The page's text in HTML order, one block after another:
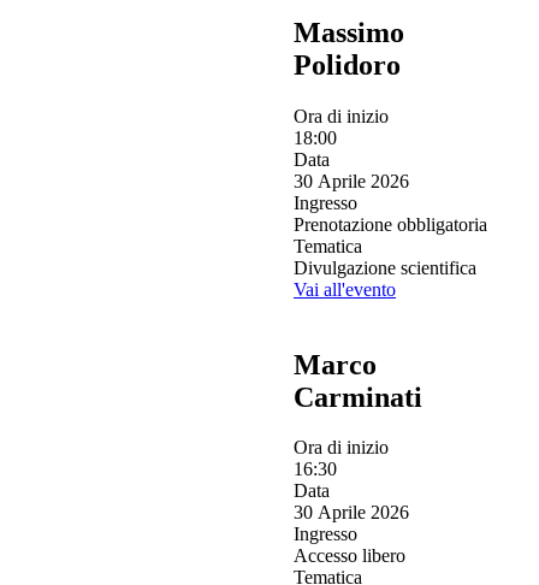
Massimo
Polidoro
Ora di inizio
18:00
Data
30 Aprile 2026
Ingresso
Prenotazione obbligatoria
Tematica
Divulgazione scientifica
Vai all'evento
Marco
Carminati
Ora di inizio
16:30
Data
30 Aprile 2026
Ingresso
Accesso libero
Tematica